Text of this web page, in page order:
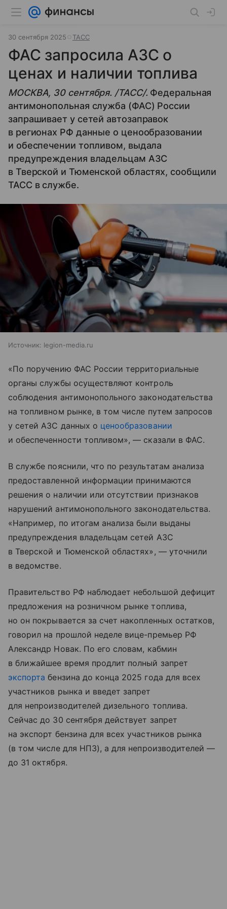
30 сентября 2025 ТАСС
ФАС запросила АЗС о
ценах и наличии топлива
МОСКВА, 30 сентября. /ТАСС/. Федеральная
антимонопольная служба (ФАС) России
запрашивает у сетей автозаправок
в регионах РФ данные о ценообразовании
и обеспечении топливом, выдала
предупреждения владельцам АЗС
в Тверской и Тюменской областях, сообщили
ТАСС в службе.
Источник: legion-media.ru
«По поручению ФАС России территориальные
органы службы осуществляют контроль
соблюдения антимонопольного законодательства
на топливном рынке, в том числе путем запросов
у сетей АЗС данных о ценообразовании
и обеспеченности топливом», — сказали в ФАС.
В службе пояснили, что по результатам анализа
предоставленной информации принимаются
решения о наличии или отсутствии признаков
нарушений антимонопольного законодательства.
«Например, по итогам анализа были выданы
предупреждения владельцам сетей АЗС
в Тверской и Тюменской областях», — уточнили
в ведомстве.
Правительство РФ наблюдает небольшой дефицит
предложения на розничном рынке топлива,
но он покрывается за счет накопленных остатков,
говорил на прошлой неделе вице-премьер РФ
Александр Новак. По его словам, кабмин
в ближайшее время продлит полный запрет
экспорта бензина до конца 2025 года для всех
участников рынка и введет запрет
для непроизводителей дизельного топлива.
Сейчас до 30 сентября действует запрет
на экспорт бензина для всех участников рынка
(в том числе для НПЗ), а для непроизводителей —
до 31 октября.